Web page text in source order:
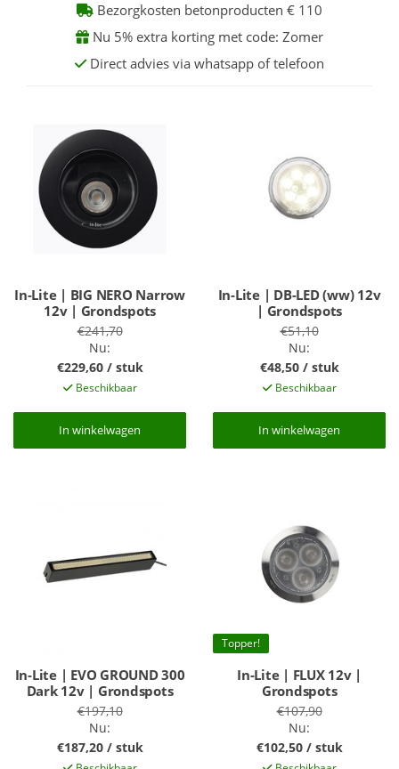
Bezorgkosten betonproducten € 110
Nu 5% extra korting met code: Zomer
Direct advies via whatsapp of telefoon
In-Lite | BIG NERO Narrow
12v | Grondspots
€241,70
Nu:
€229,60 / stuk
Beschikbaar
In winkelwagen
In winkelwagen
In-Lite | DB-LED (ww) 12v
| Grondspots
€51,10
Nu:
€48,50 / stuk
Beschikbaar
In winkelwagen
In winkelwagen
In-Lite | EVO GROUND 300
Dark 12v | Grondspots
€197,10
Nu:
€187,20 / stuk
Topper!
In-Lite | FLUX 12v |
Grondspots
€107,90
Nu:
€102,50 / stuk